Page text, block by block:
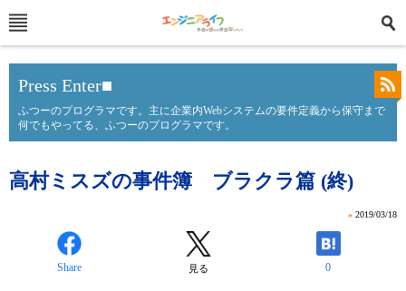
Press Enter■
ふつーのプログラマです。主に企業内Webシステムの要件定義から保守まで
何でもやってる、ふつーのプログラマです。
高村ミスズの事件簿 ブラクラ篇 (終)
» 2019/03/18
Share 見る 0